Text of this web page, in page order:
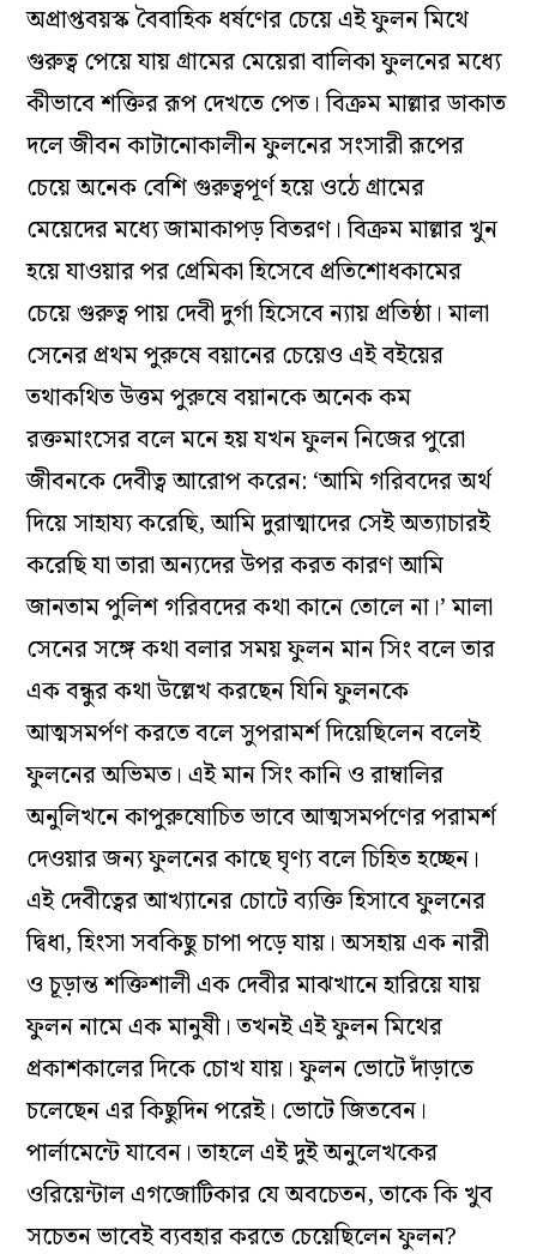
অপ্রাপ্তবয়স্ক বৈবাহিক ধর্ষণের চেয়ে এই ফুলন মিথে
গুরুত্ব পেয়ে যায় গ্রামের মেয়েরা বালিকা ফুলনের মধ্যে
কীভাবে শক্তির রূপ দেখতে পেত। বিক্রম মাল্লার ডাকাত
দলে জীবন কাটানোকালীন ফুলনের সংসারী রূপের
চেয়ে অনেক বেশি গুরুত্বপূর্ণ হয়ে ওঠে গ্রামের
মেয়েদের মধ্যে জামাকাপড় বিতরণ। বিক্রম মাল্লার খুন
হয়ে যাওয়ার পর প্রেমিকা হিসেবে প্রতিশোধকামের
চেয়ে গুরুত্ব পায় দেবী দুর্গা হিসেবে ন্যায় প্রতিষ্ঠা। মালা
সেনের প্রথম পুরুষে বয়ানের চেয়েও এই বইয়ের
তথাকথিত উত্তম পুরুষে বয়ানকে অনেক কম
রক্তমাংসের বলে মনে হয় যখন ফুলন নিজের পুরো
জীবনকে দেবীত্ব আরোপ করেন: ‘আমি গরিবদের অর্থ
দিয়ে সাহায্য করেছি, আমি দুরাত্মাদের সেই অত্যাচারই
করেছি যা তারা অন্যদের উপর করত কারণ আমি
জানতাম পুলিশ গরিবদের কথা কানে তোলে না।’ মালা
সেনের সঙ্গে কথা বলার সময় ফুলন মান সিং বলে তার
এক বন্ধুর কথা উল্লেখ করছেন যিনি ফুলনকে
আত্মসমর্পণ করতে বলে সুপরামর্শ দিয়েছিলেন বলেই
ফুলনের অভিমত। এই মান সিং কানি ও রাম্বালির
অনুলিখনে কাপুরুষোচিত ভাবে আত্মসমর্পণের পরামর্শ
দেওয়ার জন্য ফুলনের কাছে ঘৃণ্য বলে চিহিত হচ্ছেন।
এই দেবীত্বের আখ্যানের চোটে ব্যক্তি হিসাবে ফুলনের
দ্বিধা, হিংসা সবকিছু চাপা পড়ে যায়। অসহায় এক নারী
ও চূড়ান্ত শক্তিশালী এক দেবীর মাঝখানে হারিয়ে যায়
ফুলন নামে এক মানুষী। তখনই এই ফুলন মিথের
প্রকাশকালের দিকে চোখ যায়। ফুলন ভোটে দাঁড়াতে
চলেছেন এর কিছুদিন পরেই। ভোটে জিতবেন।
পার্লামেন্টে যাবেন। তাহলে এই দুই অনুলেখকের
ওরিয়েন্টাল এগজোটিকার যে অবচেতন, তাকে কি খুব
সচেতন ভাবেই ব্যবহার করতে চেয়েছিলেন ফুলন?